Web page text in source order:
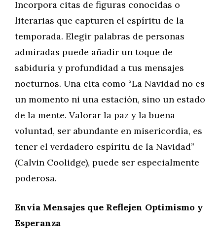
Incorpora citas de figuras conocidas o
literarias que capturen el espíritu de la
temporada. Elegir palabras de personas
admiradas puede añadir un toque de
sabiduría y profundidad a tus mensajes
nocturnos. Una cita como “La Navidad no es
un momento ni una estación, sino un estado
de la mente. Valorar la paz y la buena
voluntad, ser abundante en misericordia, es
tener el verdadero espíritu de la Navidad”
(Calvin Coolidge), puede ser especialmente
poderosa.
Envía Mensajes que Reflejen Optimismo y
Esperanza